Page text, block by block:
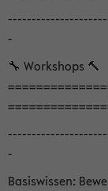
-
🔧 Workshops 🔨
-
Basiswissen: